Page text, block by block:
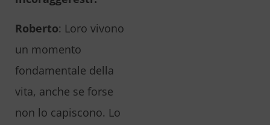
Roberto: Loro vivono
un momento
fondamentale della
vita, anche se forse
non lo capiscono. Lo